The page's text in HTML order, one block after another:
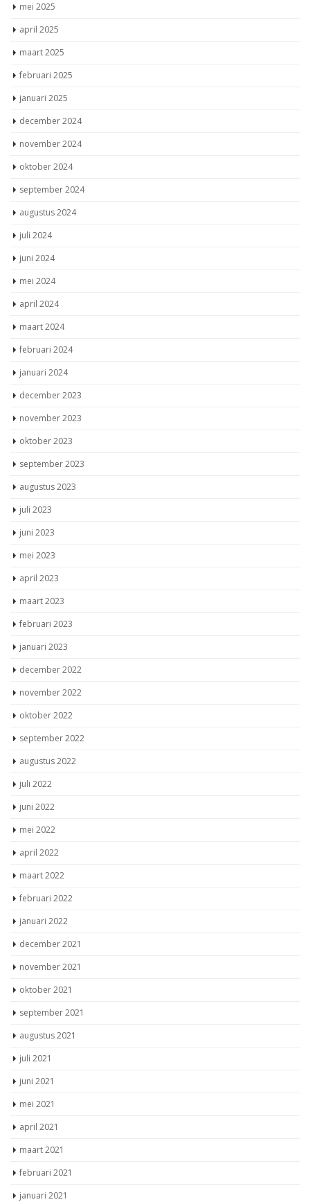
mei 2025
april 2025
maart 2025
februari 2025
januari 2025
december 2024
november 2024
oktober 2024
september 2024
augustus 2024
juli 2024
juni 2024
mei 2024
april 2024
maart 2024
februari 2024
januari 2024
december 2023
november 2023
oktober 2023
september 2023
augustus 2023
juli 2023
juni 2023
mei 2023
april 2023
maart 2023
februari 2023
januari 2023
december 2022
november 2022
oktober 2022
september 2022
augustus 2022
juli 2022
juni 2022
mei 2022
april 2022
maart 2022
februari 2022
januari 2022
december 2021
november 2021
oktober 2021
september 2021
augustus 2021
juli 2021
juni 2021
mei 2021
april 2021
maart 2021
februari 2021
januari 2021